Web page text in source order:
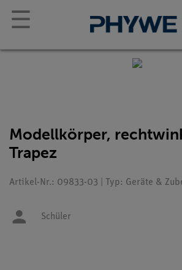
☰
Modellkörper,
Trapez
Artikel-Nr.: 09833-03 | Typ: Geräte &
Schüler